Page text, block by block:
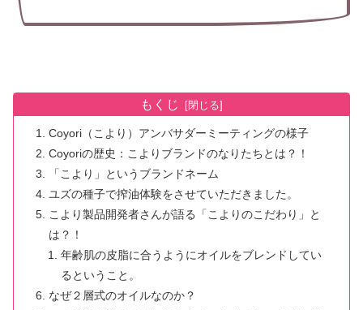
もくじ
Coyori（こより）アンバサダーミーティングの様子
Coyoriの歴史：こよりブランドのなりたちとは？！
「こより」というブランドネーム
ユズの種子で搾油体験をさせていただきました。
こより製品開発者さんが語る「こよりのこだわり」と
は？！
年齢肌の皮脂に合うようにオイルをブレンドしてい
るということ。
なぜ２層式のオイルなのか？